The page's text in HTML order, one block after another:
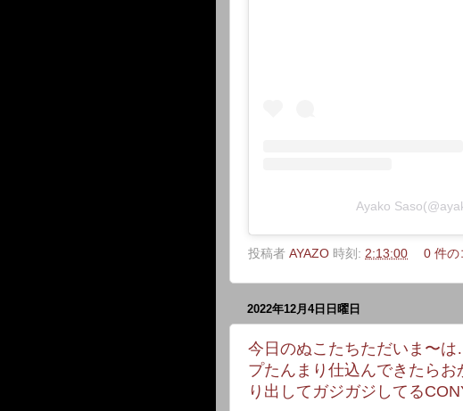
Ayako
投稿者 AYAZO 時刻: 2:13:00 0 件の
2022年12月4日日曜日
今日のぬこたちただいま〜
プたんまり仕込んできたら
り出してガジガジしてる